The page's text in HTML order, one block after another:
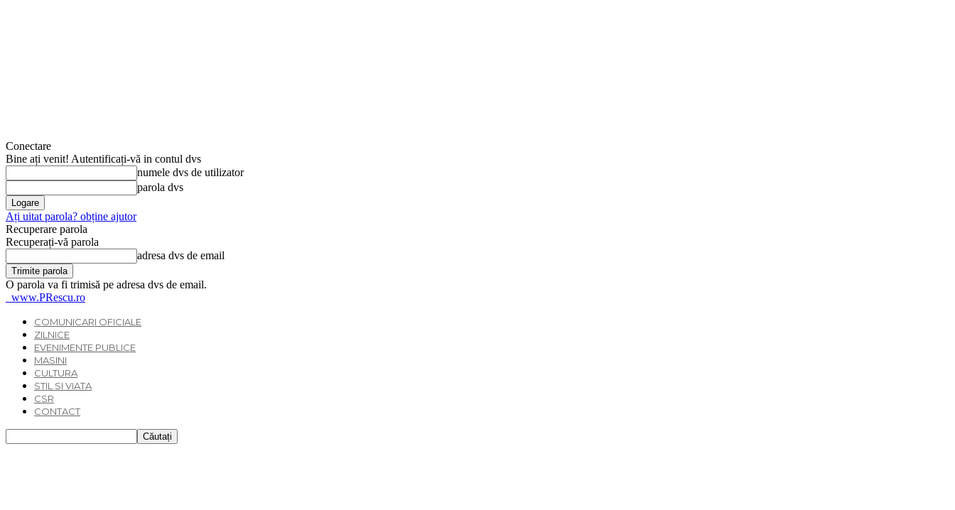
Conectare
Bine ați venit! Autentificați-vă in contul dvs
numele dvs de utilizator
parola dvs
Ați uitat parola? obține ajutor
Recuperare parola
Recuperați-vă parola
adresa dvs de email
O parola va fi trimisă pe adresa dvs de email.
www.PRescu.ro
COMUNICARI OFICIALE
ZILNICE
EVENIMENTE PUBLICE
MASINI
CULTURA
STIL SI VIATA
CSR
CONTACT